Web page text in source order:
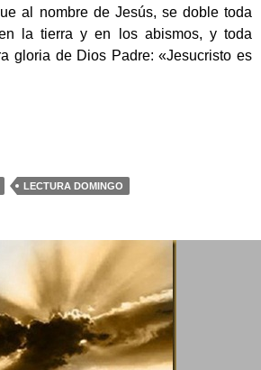
al nombre de Jesús, se doble toda
la tierra y en los abismos, y toda
gloria de Dios Padre: «Jesucristo es
LECTURA DOMINGO